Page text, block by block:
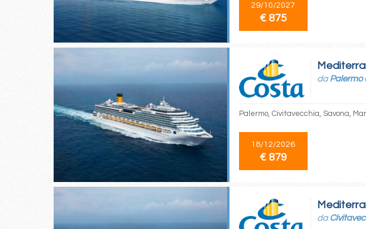
29/10/2027
€ 875
da Palermo
Palermo, Civitavecchia, Savona,
18/12/2026
€ 879
da